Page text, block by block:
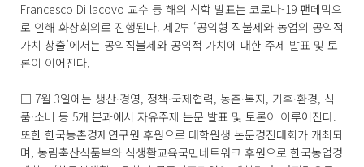
Francesco Di lacovo 교수 등 해외 석학 발표는 코로나-19 팬데믹으
로 인해 화상회의로 진행된다. 제2부 ‘공익형 직불제와 농업의 공익적
가치 창출’에서는 공익직불제와 공익적 가치에 대한 주제 발표 및 토
론이 이어진다.
□ 7월 3일에는 생산·경영, 정책·국제협력, 농촌·복지, 기후·환경, 식
품·소비 등 5개 분과에서 자유주제 논문 발표 및 토론이 이루어진다.
또한 한국농촌경제연구원 후원으로 대학원생 논문경진대회가 개최되
며, 농림축산식품부와 식생활교육국민네트워크 후원으로 한국농업경